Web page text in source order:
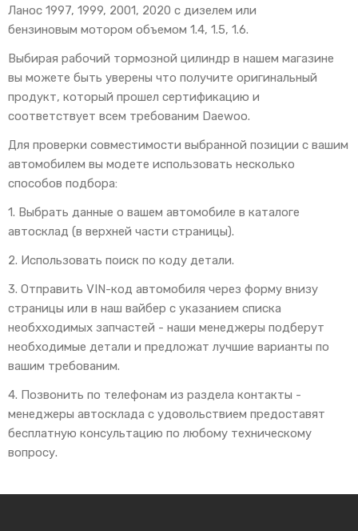
Ланос 1997, 1999, 2001, 2020 с дизелем или
бензиновым мотором объемом 1.4, 1.5, 1.6.
Выбирая рабочий тормозной цилиндр в нашем магазине
вы можете быть уверены что получите оригинальный
продукт, который прошел сертификацию и
соответствует всем требованим Daewoo.
Для проверки совместимости выбранной позиции с вашим
автомобилем вы модете использовать несколько
способов подбора:
1. Выбрать данные о вашем автомобиле в каталоге
автосклад (в верхней части страницы).
2. Использовать поиск по коду детали.
3. Отправить VIN-код автомобиля через форму внизу
страницы или в наш вайбер с указанием списка
необхходимых запчастей - наши менеджеры подберут
необходимые детали и предложат лучшие варианты по
вашим требованим.
4. Позвонить по телефонам из раздела контакты -
менеджеры автосклада с удовольствием предоставят
бесплатную консультацию по любому техническому
вопросу.